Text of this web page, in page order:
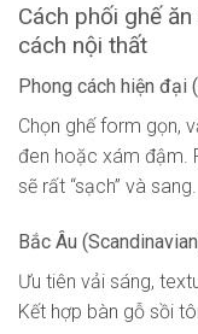
Cách phối ghế
cách nội thất
Phong cách hiện đại
Chọn ghế form gọn,
đen hoặc xám đậm.
sẽ rất “sạch” và sang.
Bắc Âu
Ưu tiên vải sáng,
Kết hợp bàn gỗ sồi